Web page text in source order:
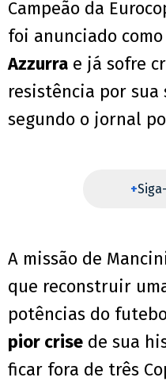
Campeão da
foi anunciado
Azzurra e já sofre
resistência por sua
segundo o jornal
+
A missão de
que reconstruir
potências do
pior crise de sua
ficar fora de três